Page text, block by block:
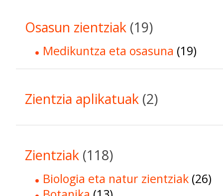
Osasun zientziak (19)
Medikuntza eta osasuna (19)
Zientzia aplikatuak (2)
Zientziak (118)
Biologia eta natur zientziak (26)